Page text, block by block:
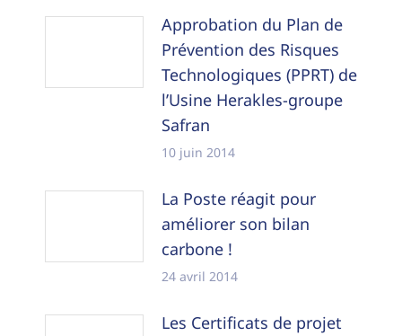
Approbation du Plan de
Prévention des Risques
Technologiques (PPRT) de
l’Usine Herakles-groupe
Safran
10 juin 2014
La Poste réagit pour
améliorer son bilan
carbone !
24 avril 2014
Les Certificats de projet